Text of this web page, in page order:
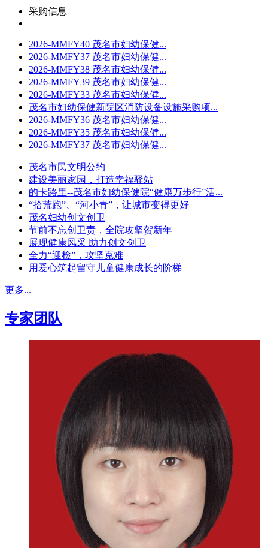
采购信息
2026-MMFY40 茂名市妇幼保健...
2026-MMFY37 茂名市妇幼保健...
2026-MMFY38 茂名市妇幼保健...
2026-MMFY39 茂名市妇幼保健...
2026-MMFY33 茂名市妇幼保健...
茂名市妇幼保健新院区消防设备设施采购项...
2026-MMFY36 茂名市妇幼保健...
2026-MMFY35 茂名市妇幼保健...
2026-MMFY37 茂名市妇幼保健...
茂名市民文明公约
建设美丽家园，打造幸福驿站
的卡路里--茂名市妇幼保健院“健康万步行”活...
“拾荒跑”、“河小青”，让城市变得更好
茂名妇幼创文创卫
节前不忘创卫责，全院攻坚贺新年
展现健康风采 助力创文创卫
全力“迎检”，攻坚克难
用爱心筑起留守儿童健康成长的阶梯
更多...
专家团队